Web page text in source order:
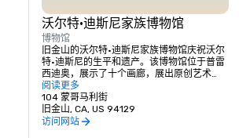
沃尔特·迪斯尼家族博物馆
博物馆
旧金山的沃尔特·迪斯尼家族博物馆庆祝沃尔
特·迪斯尼的生平和遗产。该博物馆位于普雷
西迪奥，展示了十个画廊，展出原创艺术
品、早期动画素描和互动展品。亮点包括迪
士尼乐园模型的复制品和标志性的多飞机相
机。这里有轮流展览和动手工作坊，是迪士
尼粉丝必去的地方，让人们更深入地了解迪
阅读更多
104 蒙哥马利街
旧金山, CA, US 94129
访问网站